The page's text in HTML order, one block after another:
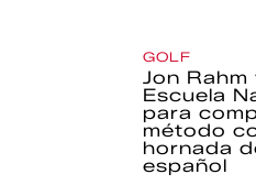
GOLF
Jon Rahm
Escuela
para
método
hornada
español